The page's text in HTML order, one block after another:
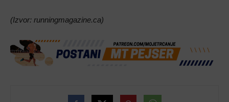
(Izvor: runningmagazine.ca)